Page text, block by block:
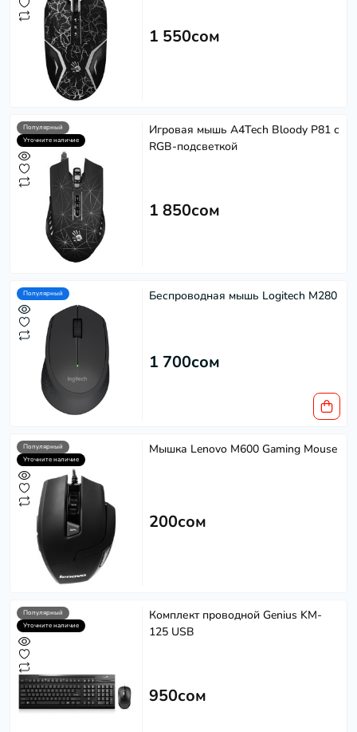
1 550сом
Популярный
Уточните наличие
Игровая мышь A4Tech Bloody P81 с
RGB-подсветкой
1 850сом
Популярный Беспроводная мышь Logitech M280
1 700сом
Популярный
Уточните наличие
Мышка Lenovo M600 Gaming Mouse
200сом
Популярный
Уточните наличие
Комплект проводной Genius KM-
125 USB
950сом